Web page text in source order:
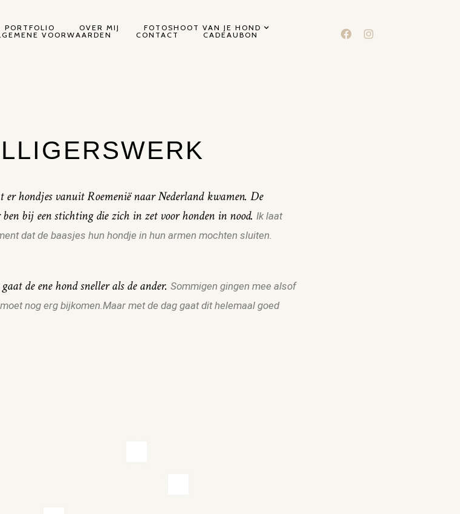
PORTFOLIO OVER MIJ
FOTOSHOOT VAN JE HOND
VOORWAARDEN
CONTACT CADEAUBON
er hondjes vanuit Roemenië naar Nederland kwamen. De
bij een stichting die zich in zet voor honden in nood. Ik laat
dat de baasjes hun hondje in hun armen mochten sluiten.
de ene hond sneller als de ander. Sommigen gingen mee alsof
nog erg bijkomen.Maar met de dag gaat dit helemaal goed